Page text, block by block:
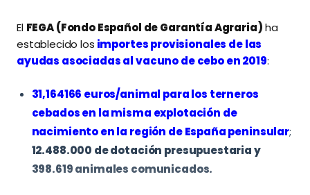
El FEGA (Fondo Español de Garantía Agraria)ha
establecido los importes provisionales de las
ayudas asociadas al vacuno de cebo en 2019:
31,164166 euros/animal para los terneros
cebados en la misma explotación de
nacimiento en la región de España peninsular;
12.488.000 de dotación presupuestaria y
398.619 animales comunicados.